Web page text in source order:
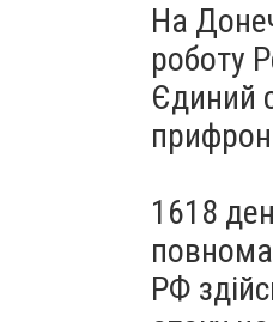
На
роботу
Єдиний
1618
РФ